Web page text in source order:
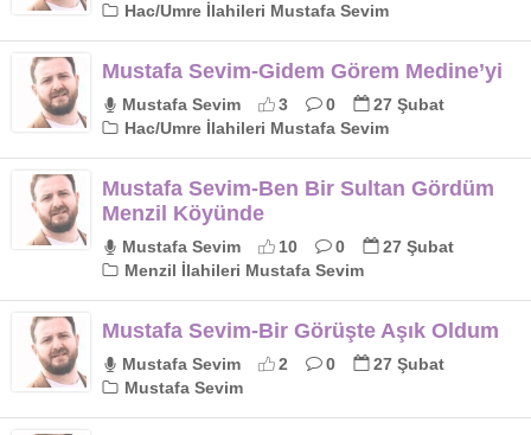
Hac/Umre İlahileri Mustafa Sevim
Mustafa Sevim-Gidem Görem Medine’yi
Mustafa Sevim 3 0
27 Şubat
Hac/Umre İlahileri Mustafa Sevim
Mustafa Sevim-Ben Bir Sultan Gördüm
Menzil Köyünde
Mustafa Sevim 10 0
27 Şubat
Menzil İlahileri Mustafa Sevim
Mustafa Sevim-Bir Görüşte Aşık Oldum
Mustafa Sevim 2 0
27 Şubat
Mustafa Sevim